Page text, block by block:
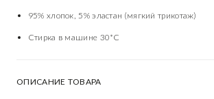
95% хлопок, 5% эластан (мягкий трикотаж)
Стирка в машине 30*C
ОПИСАНИЕ ТОВАРА